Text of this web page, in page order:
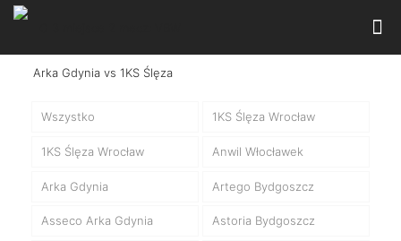
Wszystko 1KS Ślęza Wrocław
1KS Ślęza Wrocław Anwil Włocławek
Arka Gdynia Artego Bydgoszcz
Asseco Arka Gdynia Astoria Bydgoszcz